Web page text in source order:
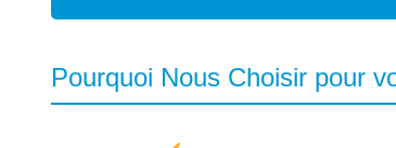
Pourquoi Nous Choisir pour